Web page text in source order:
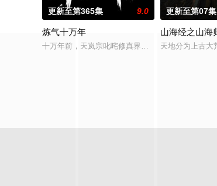
更新至第365集 9.0
炼气十万年
十万年前，天岚宗叱咤修真界，宗内弟子皆是天骄
更新至第07集
山海经之山海
天地分为上古大